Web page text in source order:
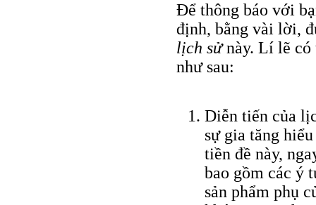
Để thông báo với
định, bằng vài lời,
lịch sửnày. Lí lẽ có
như sau:
Diễn tiến của
sự gia tăng
tiền đề này,
bao gồm các ý
sản phẩm phụ